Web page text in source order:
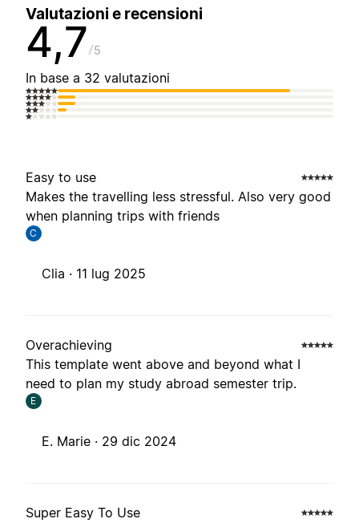
Valutazioni e recensioni
4,7 5
In base a 32 valutazioni
Easy to use
Makes the travelling less stressful. Also very good
when planning trips with friends
C
Clia · 11 lug 2025
Overachieving
This template went above and beyond what I
need to plan my study abroad semester trip.
E
E. Marie · 29 dic 2024
Super Easy To Use